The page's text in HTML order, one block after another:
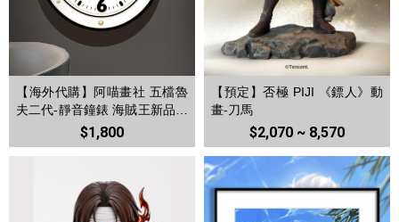
【海外代購】阿喵畫社 五檔魯
夫二代-靜音鐘錶 海賊王新品發
布鐘錶裝飾畫$1,800
【預定】否極 PIJI 《鏢人》動
畫-刀馬
$2,070 ~ 8,570